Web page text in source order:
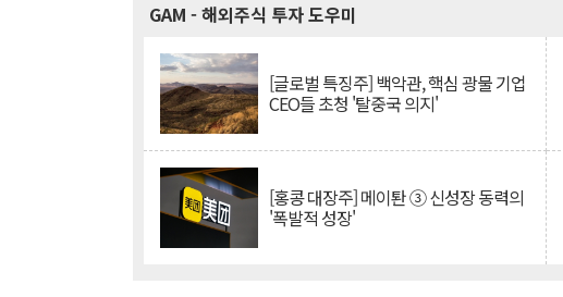
GAM - 해외주식 투자 도우미
[글로벌 특징주] 백악관, 핵심 광물 기업
CEO들 초청 '탈중국 의지'
[홍콩 대장주] 메이퇀 ③ 신성장 동력의
'폭발적 성장'